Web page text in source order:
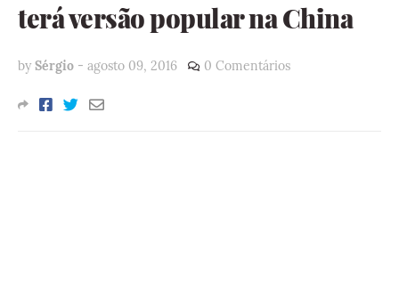
terá versão popular na China
by Sérgio - agosto 09, 2016 0 Comentários